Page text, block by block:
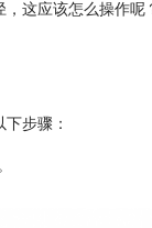
这应该怎么操作呢
步骤：